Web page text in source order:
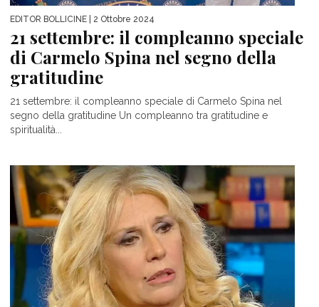
EDITOR BOLLICINE | 2 Ottobre 2024
21 settembre: il compleanno speciale
di Carmelo Spina nel segno della
gratitudine
21 settembre: il compleanno speciale di Carmelo Spina nel
segno della gratitudine Un compleanno tra gratitudine e
spiritualità...